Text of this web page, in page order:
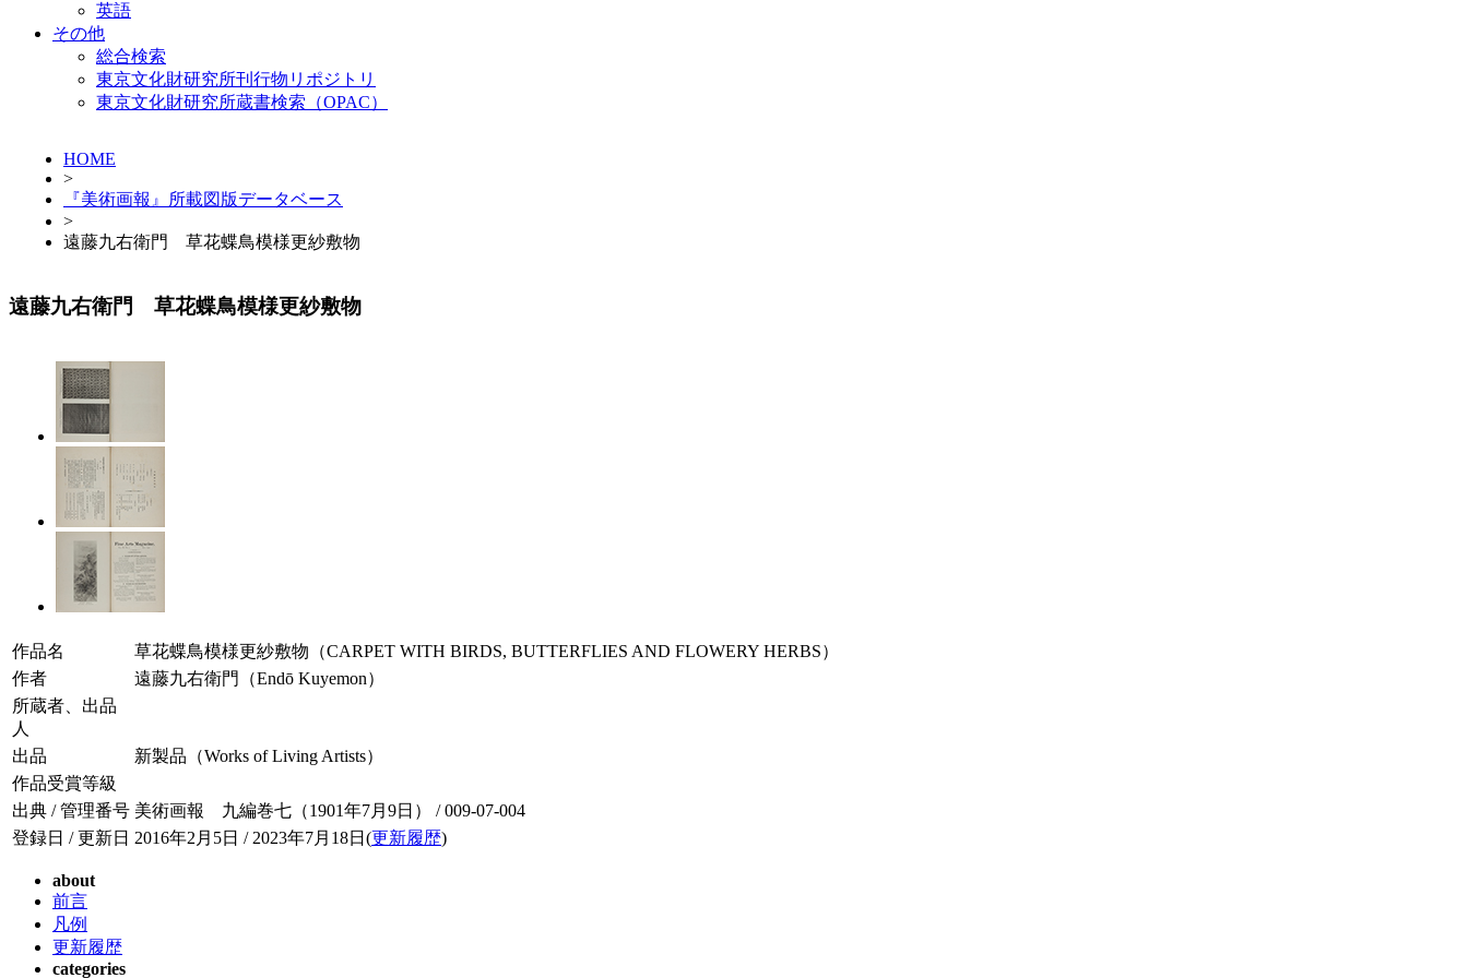
英語
その他
総合検索
東京文化財研究所刊行物リポジトリ
東京文化財研究所蔵書検索（OPAC）
HOME
>
『美術画報』所載図版データベース
>
遠藤九右衛門 草花蝶鳥模様更紗敷物
遠藤九右衛門 草花蝶鳥模様更紗敷物
作品名
草花蝶鳥模様更紗敷物（CARPET WITH BIRDS, BUTTERFLIES AND FLOWERY HERBS）
作者
遠藤九右衛門（Endō Kuyemon）
所蔵者、出品
人
出品
新製品（Works of Living Artists）
作品受賞等級
出典 / 管理番号 美術画報 九編巻七（1901年7月9日） / 009-07-004
登録日 / 更新日 2016年2月5日 / 2023年7月18日(更新履歴)
about
前言
凡例
更新履歴
categories